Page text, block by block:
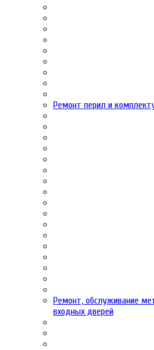
Ремонт перил и
Ремонт, обслуживание
входных дверей